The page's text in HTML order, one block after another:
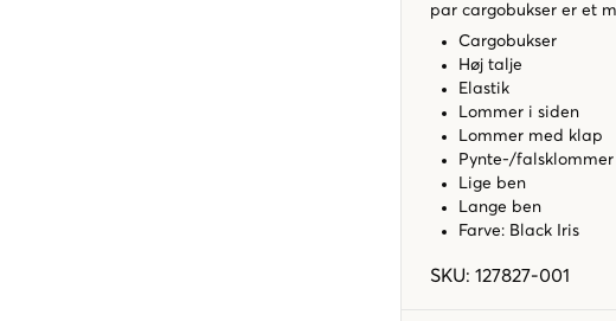
par cargobukser er et
Cargobukser
Høj talje
Elastik
Lommer i siden
Lommer med klap
Pynte-/falsklommer
Lige ben
Lange ben
Farve: Black Iris
SKU: 127827-001